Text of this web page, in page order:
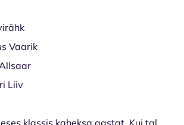
Vaarik
Liiv
klassis kaheksa aastat. Kui tal